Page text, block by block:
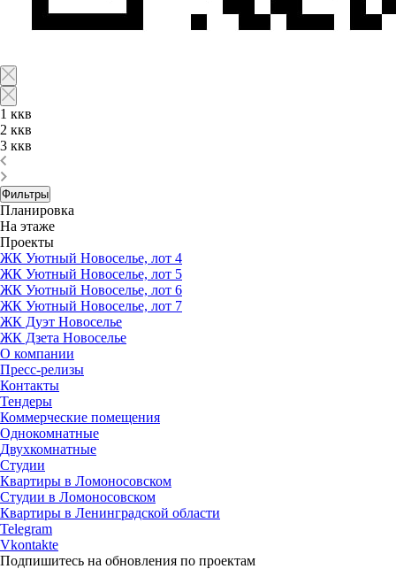
1 ккв
2 ккв
3 ккв
Фильтры
Планировка
На этаже
Проекты
ЖК Уютный Новоселье, лот 4
ЖК Уютный Новоселье, лот 5
ЖК Уютный Новоселье, лот 6
ЖК Уютный Новоселье, лот 7
ЖК Дуэт Новоселье
ЖК Дзета Новоселье
О компании
Пресс-релизы
Контакты
Тендеры
Коммерческие помещения
Однокомнатные
Двухкомнатные
Студии
Квартиры в Ломоносовском
Студии в Ломоносовском
Квартиры в Ленинградской области
Telegram
Vkontakte
Подпишитесь на обновления по проектам